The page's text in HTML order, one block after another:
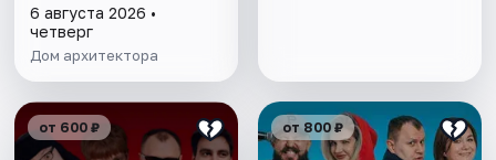
6 августа 2026 •
четверг
Дом архитектора
от 600 ₽ от 800 ₽